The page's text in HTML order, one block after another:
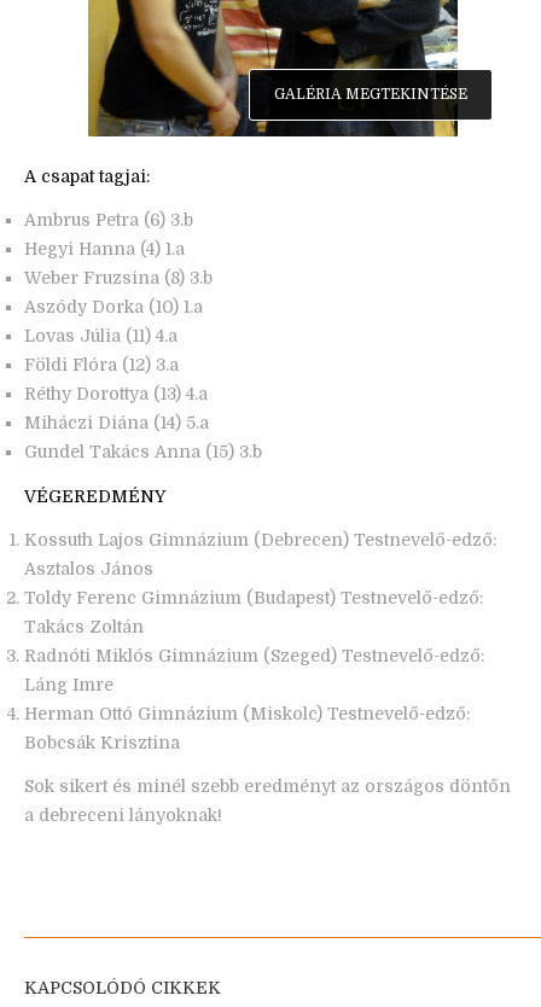
GALÉRIA MEGTEKINTÉSE
A csapat tagjai:
Ambrus Petra (6) 3.b
Hegyi Hanna (4) 1.a
Weber Fruzsina (8) 3.b
Aszódy Dorka (10) 1.a
Lovas Júlia (11) 4.a
Földi Flóra (12) 3.a
Réthy Dorottya (13) 4.a
Miháczi Diána (14) 5.a
Gundel Takács Anna (15) 3.b
VÉGEREDMÉNY
Kossuth Lajos Gimnázium (Debrecen) Testnevelő-edző:
Asztalos János
Toldy Ferenc Gimnázium (Budapest) Testnevelő-edző:
Takács Zoltán
Radnóti Miklós Gimnázium (Szeged) Testnevelő-edző:
Láng Imre
Herman Ottó Gimnázium (Miskolc) Testnevelő-edző:
Bobcsák Krisztina
Sok sikert és minél szebb eredményt az országos döntőn
a debreceni lányoknak!
KAPCSOLÓDÓ CIKKEK